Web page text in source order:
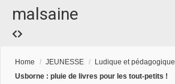
malsaine
Home / JEUNESSE / Ludique et pédagogique
Usborne : pluie de livres pour les tout-petits !